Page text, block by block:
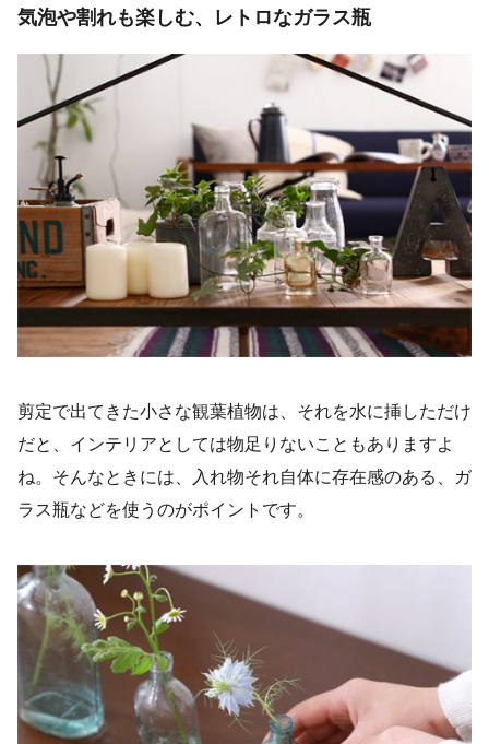
気泡や割れも楽しむ、レトロなガラス瓶
剪定で出てきた小さな観葉植物は、それを水に挿しただけ
だと、インテリアとしては物足りないこともありますよ
ね。そんなときには、入れ物それ自体に存在感のある、ガ
ラス瓶などを使うのがポイントです。